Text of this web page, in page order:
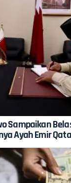
Sampaikan
Ayah Emir